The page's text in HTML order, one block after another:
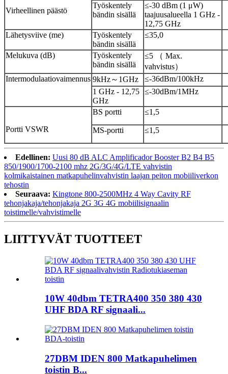
Virheellinen päästö
Työskentely
bändin sisällä
≤-30 dBm (1 μW)
taajuusalueella 1 GHz -
12,75 GHz
Lähetysviive (me)
Työskentely
bändin sisällä
≤35,0
Melukuva (dB)
Työskentely
bändin sisällä
≤5 （ Max.
vahvistus）
Intermodulaatiovaimennus 9kHz～1GHz
≤-36dBm/100kHz
1 GHz - 12,75
GHz
≤-30dBm/1MHz
Portti VSWR
BS portti ≤1,5
MS-portti ≤1,5
Edellinen: Uusi 80 dB ALC Amplificador Booster B2 B4 B5
850/1900/1700-2100 mhz 2G/3G/4G/LTE vahvistin
kolmikaistainen matkapuhelinvahvistin laajan peiton mobiiliverkon
tehostin
Seuraava: Kingtone 800-2500MHz 4 Way Cavity RF
tehonjakaja/tehonjakaja 2G 3G 4G mobiilisignaalin
toistimelle/vahvistimelle
LIITTYVÄT TUOTTEET
10W 40dbm TETRA400 350 380 430
UHF BDA RF signaali...
27DBM IDEN 800 Matkapuhelimen
toistin B...